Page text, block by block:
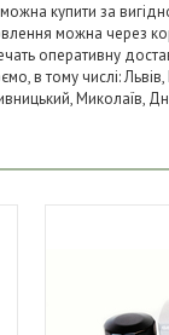
купити за
можна через
оперативну
в тому числі:
Миколаїв,